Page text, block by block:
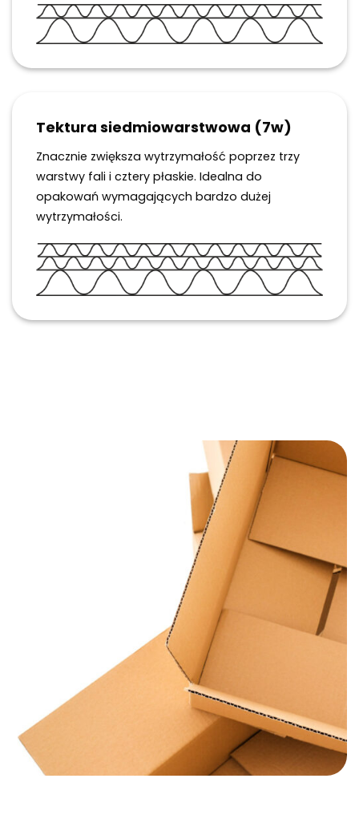
Tektura siedmiowarstwowa (7w)
Znacznie zwiększa wytrzymałość poprzez trzy
warstwy fali i cztery płaskie. Idealna do
opakowań wymagających bardzo dużej
wytrzymałości.